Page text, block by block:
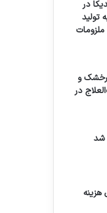
در
تولید
ملزومات
و
در
شد